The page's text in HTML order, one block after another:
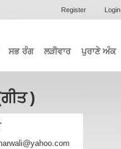
Register Login
ਸਭ ਰੰਗ ਲੜੀਵਾਰ ਪੁਰਾਣੇ ਅੰਕ
)